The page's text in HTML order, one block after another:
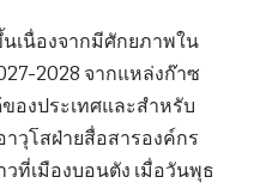
นเนื่องจากมีศักยภาพใน
2028 จากแหล่งก๊าซ
องประเทศและสำหรับ
าวุโสฝ่ายสื่อสารองค์กร
วที่เมืองบอนตัง เมื่อวันพุธ